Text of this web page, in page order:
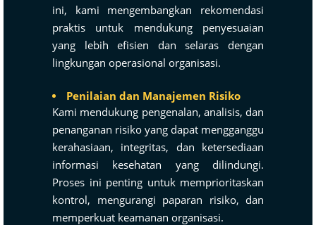
ini, kami mengembangkan rekomendasi
praktis untuk mendukung penyesuaian
yang lebih efisien dan selaras dengan
lingkungan operasional organisasi.
Penilaian dan Manajemen Risiko
Kami mendukung pengenalan, analisis, dan
penanganan risiko yang dapat mengganggu
kerahasiaan, integritas, dan ketersediaan
informasi kesehatan yang dilindungi.
Proses ini penting untuk memprioritaskan
kontrol, mengurangi paparan risiko, dan
memperkuat keamanan organisasi.